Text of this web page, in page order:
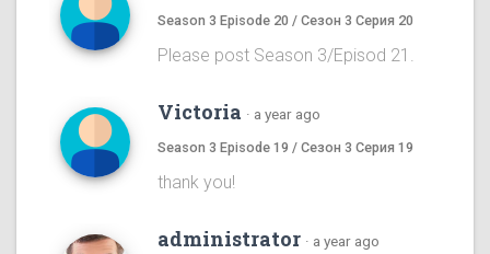
Season 3 Episode 20 / Сезон 3 Серия 20
Please post Season 3/Episod 21.
Victoria · a year ago
Season 3 Episode 19 / Сезон 3 Серия 19
thank you!
administrator · a year ago